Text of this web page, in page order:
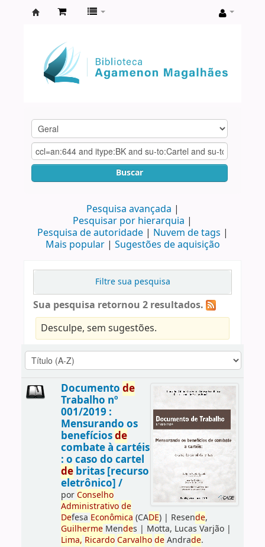
Agamenon
Magalhães
Buscar
Pesquisa avançada
Pesquisar por hierarquia
Pesquisa de autoridade
Nuvem de tags
Mais popular
Sugestões de aquisição
Filtre sua pesquisa
Sua pesquisa retornou 2 resultados.
Desculpe, sem sugestões.
Documento de
Trabalho nº
001/2019 :
Mensurando os
benefíciosde
combate à cartéis
: o caso do cartel
debritas [recurso
eletrônico] /
porConselho
Administrativo de
Defesa Econômica (CADE)| Resende,
GuilhermeMendes | Motta, Lucas Varjão|
Lima, Ricardo Carvalho deAndrade.